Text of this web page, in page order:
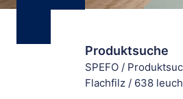
Produktsuche
SPEFO /
Flachfilz / 638